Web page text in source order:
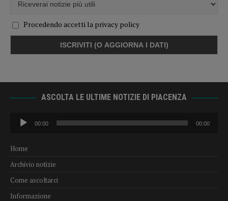
Procedendo accetti la privacy policy
ASCOLTA LE ULTIME NOTIZIE DI PIACENZA
Audio
Player
00:00 00:00
Home
Archivio notizie
Come ascoltarci
Informazione